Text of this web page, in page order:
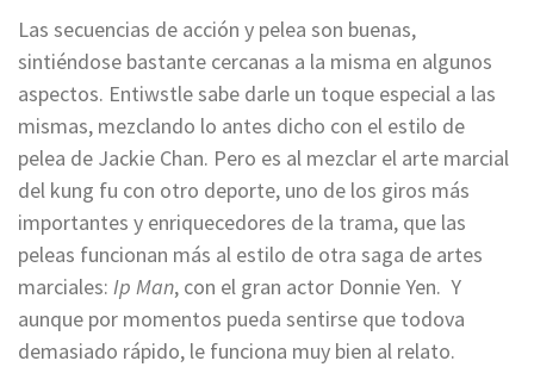
Las secuencias de acción y pelea son buenas,
sintiéndose bastante cercanas a la misma en algunos
aspectos. Entiwstle sabe darle un toque especial a las
mismas, mezclando lo antes dicho con el estilo de
pelea de Jackie Chan. Pero es al mezclar el arte marcial
del kung fu con otro deporte, uno de los giros más
importantes y enriquecedores de la trama, que las
peleas funcionan más al estilo de otra saga de artes
marciales: Ip Man, con el gran actor Donnie Yen. Y
aunque por momentos pueda sentirse que todova
demasiado rápido, le funciona muy bien al relato.